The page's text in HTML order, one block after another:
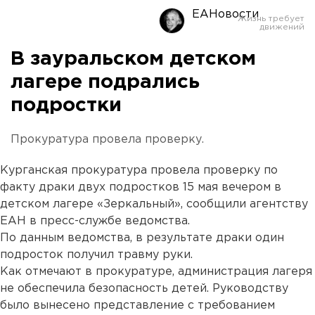
ЕАНовости
В зауральском детском
лагере подрались
подростки
Прокуратура провела проверку.
Курганская прокуратура провела проверку по
факту драки двух подростков 15 мая вечером в
детском лагере «Зеркальный», сообщили агентству
ЕАН в пресс-службе ведомства.
По данным ведомства, в результате драки один
подросток получил травму руки.
Как отмечают в прокуратуре, администрация лагеря
не обеспечила безопасность детей. Руководству
было вынесено представление с требованием